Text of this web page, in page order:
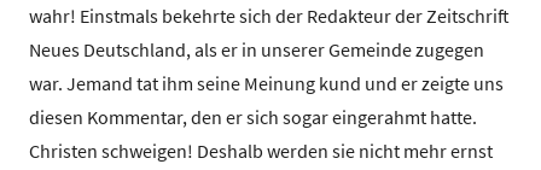
wahr! Einstmals bekehrte sich der Redakteur der Zeitschrift
Neues Deutschland, als er in unserer Gemeinde zugegen
war. Jemand tat ihm seine Meinung kund und er zeigte uns
diesen Kommentar, den er sich sogar eingerahmt hatte.
Christen schweigen! Deshalb werden sie nicht mehr ernst